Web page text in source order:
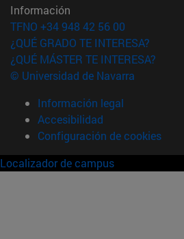
Información
TFNO +34 948 42 56 00
¿QUÉ GRADO TE INTERESA?
¿QUÉ MÁSTER TE INTERESA?
© Universidad de Navarra
Información legal
Accesibilidad
Configuración de cookies
Localizador de campus